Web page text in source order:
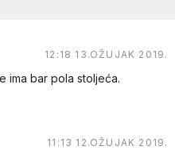
12:18 13.OŽUJAK 2019.
ima bar pola stoljeća.
11:13 12.OŽUJAK 2019.